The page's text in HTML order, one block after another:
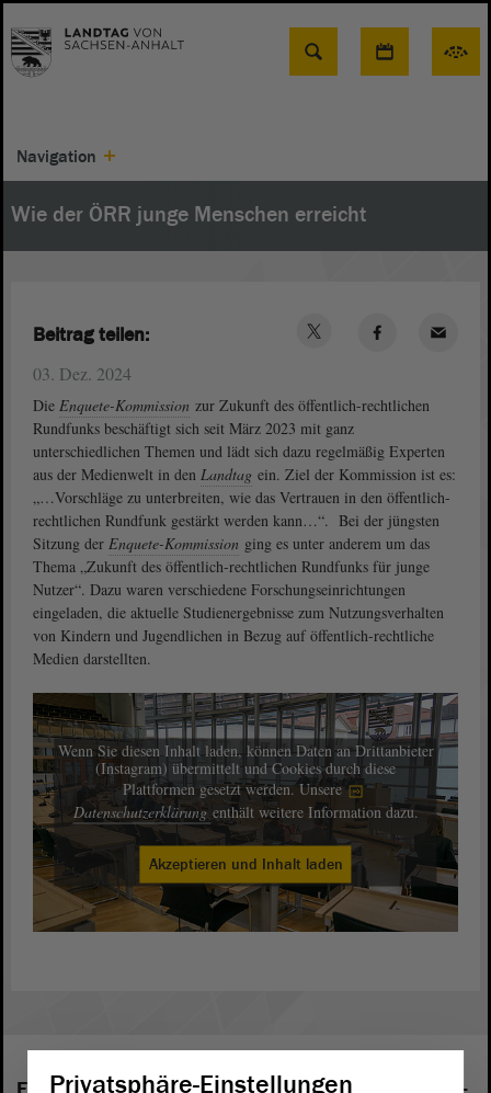
Suche
Navigation
Wie der ÖRR junge Menschen erreicht
03. Dez. 2024
Die Enquete-Kommission zur Zukunft des öffentlich-rechtlichen
Rundfunks beschäftigt sich seit März 2023 mit ganz
unterschiedlichen Themen und lädt sich dazu regelmäßig Experten
aus der Medienwelt in den Landtag ein. Ziel der Kommission ist es:
„…Vorschläge zu unterbreiten, wie das Vertrauen in den öffentlich-
rechtlichen Rundfunk gestärkt werden kann…“. Bei der jüngsten
Sitzung der Enquete-Kommission ging es unter anderem um das
Thema „Zukunft des öffentlich-rechtlichen Rundfunks für junge
Nutzer“. Dazu waren verschiedene Forschungseinrichtungen
eingeladen, die aktuelle Studienergebnisse zum Nutzungsverhalten
von Kindern und Jugendlichen in Bezug auf öffentlich-rechtliche
Medien darstellten.
Wenn Sie diesen Inhalt laden, können Daten an Drittanbieter
(Instagram) übermittelt und Cookies durch diese
Plattformen gesetzt werden. Unsere
Datenschutzerklärung enthält weitere Information dazu.
Akzeptieren und Inhalt laden
Beitrag teilen:
Privatsphäre-Einstellungen